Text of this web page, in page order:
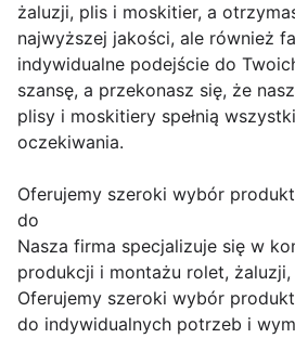
żaluzji, plis i moskitier, a
najwyższej jakości, ale również
indywidualne podejście do
szansę, a przekonasz się, że
plisy i moskitiery spełnią
oczekiwania.
Oferujemy szeroki wybór
do
Nasza firma specjalizuje się w
produkcji i montażu rolet,
Oferujemy szeroki wybór
do indywidualnych potrzeb i